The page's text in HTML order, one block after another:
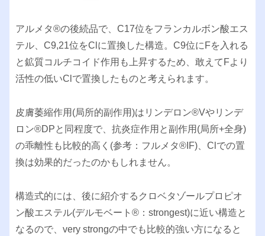
アルメタ®︎の後続品で、C17位をフランカルボン酸エス
テル、C9,21位をClに置換した構造。C9位にFを入れる
と鉱質コルチコイド作用も上昇するため、敢えてFより
活性の低いClで置換したものと考えられます。
皮膚萎縮作用(局所的副作用)はリンデロン®︎Vやリンデ
ロン®︎DPと同程度で、抗炎症作用と副作用(局所+全身)
の乖離性も比較的高く(参考：フルメタ®︎IF)、Clでの置
換は効果的だったのかもしれません。
構造式的には、後に紹介するクロベタゾールプロピオ
ン酸エステル(デルモベート®︎：strongest)に近い構造と
なるので、very strongの中でも比較的強い方になると